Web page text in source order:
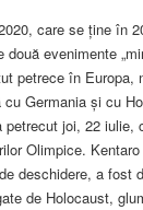
care se ține în
evenimente
petrece în Europa,
Germania și cu
petrecut joi, 22 iulie,
Olimpice.
deschidere, a fost
de Holocaust,